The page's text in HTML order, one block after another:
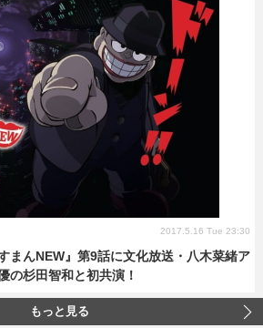
マンガ
音楽
イベント
コスプレ
新帝スタ
カバー
レポート
連載一覧
ラジオ
コラム
せ
まんNEW』第9話に文化放送・八木菜緒ア
の杉田智和と初共演！
2017.5.16 Tue 23:30
もっと見る